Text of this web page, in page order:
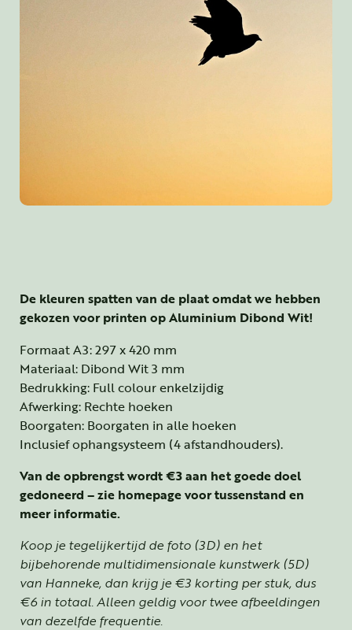
De kleuren spatten van de plaat omdat we hebben
gekozen voor printen op Aluminium Dibond Wit!
Formaat A3: 297 x 420 mm
Materiaal: Dibond Wit 3 mm
Bedrukking: Full colour enkelzijdig
Afwerking: Rechte hoeken
Boorgaten: Boorgaten in alle hoeken
Inclusief ophangsysteem (4 afstandhouders).
Van de opbrengst wordt €3 aan het goede doel
gedoneerd – zie homepage voor tussenstand en
meer informatie.
Koop je tegelijkertijd de foto (3D) en het
bijbehorende multidimensionale kunstwerk (5D)
van Hanneke, dan krijg je €3 korting per stuk, dus
€6 in totaal. Alleen geldig voor twee afbeeldingen
van dezelfde frequentie.